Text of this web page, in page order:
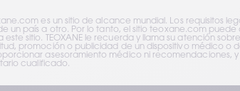
es un sitio de alcance mundial. Los requisitos
un país a otro. Por lo tanto, el sitio teoxane.com
sitio. TEOXANE le recuerda y llama su atención
promoción o publicidad de un dispositivo médico o
asesoramiento médico ni recomendaciones,
cualificado.